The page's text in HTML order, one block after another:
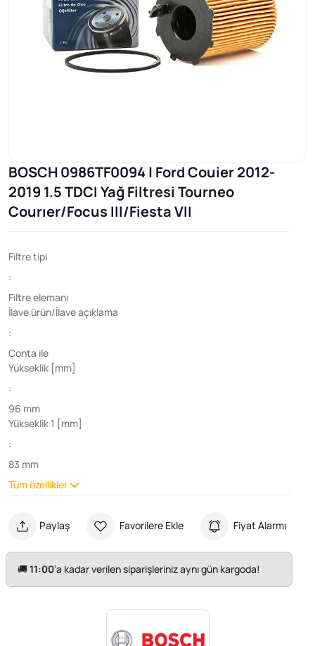
BOSCH 0986TF0094 | Ford Couier 2012-
2019 1.5 TDCI Yağ Filtresi Tourneo
Courıer/Focus III/Fiesta VII
Filtre tipi
:
Filtre elemanı
İlave ürün/İlave açıklama
:
Conta ile
Yükseklik [mm]
:
96 mm
Yükseklik 1 [mm]
:
83 mm
Tüm özellikler
Paylaş Favorilere Ekle Fiyat Alarmı
🚚11:00’a kadar verilen siparişleriniz aynı gün kargoda!